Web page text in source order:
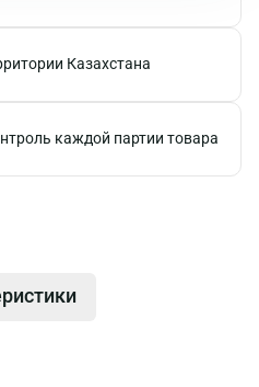
Казахстана
каждой партии товара